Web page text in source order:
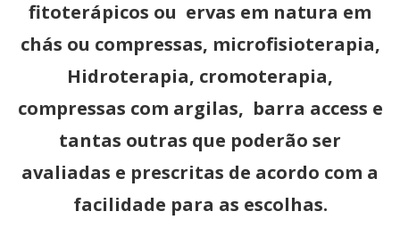
fitoterápicos ou ervas em natura em
chás ou compressas, microfisioterapia,
Hidroterapia, cromoterapia,
compressas com argilas, barra access e
tantas outras que poderão ser
avaliadas e prescritas de acordo com a
facilidade para as escolhas.